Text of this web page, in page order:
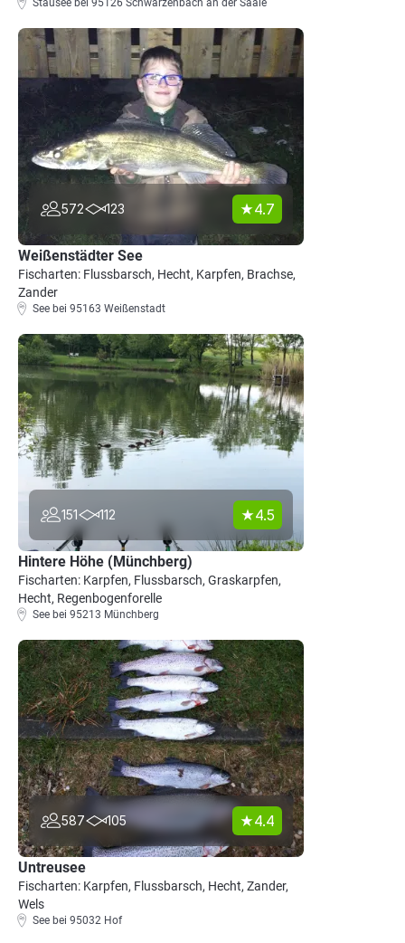
Stausee bei 95126 Schwarzenbach an der Saale
572 123 4.7
Weißenstädter See
Fischarten: Flussbarsch, Hecht, Karpfen, Brachse,
Zander
See bei 95163 Weißenstadt
151 112 4.5
Hintere Höhe (Münchberg)
Fischarten: Karpfen, Flussbarsch, Graskarpfen,
Hecht, Regenbogenforelle
See bei 95213 Münchberg
587 105 4.4
Untreusee
Fischarten: Karpfen, Flussbarsch, Hecht, Zander,
Wels
See bei 95032 Hof